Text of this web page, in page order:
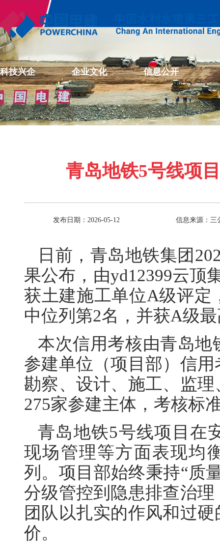
科技兴企 企业文化 信息公开
青岛地铁5号线项
发布日期：2026-05-12 信息来源：三
日前，青岛地铁集团
果公布，由yd12399云顶
获土建施工单位A级评定
中位列第2名，并获A级
本次信用考核由青岛
参建单位（项目部）信
勘察、设计、施工、监
275家参建主体，考核标
青岛地铁5号线项目在
现场管理等方面表现均
列。项目部始终秉持“质
分级管控到隐患排查治
团队以扎实的作风和过
价。